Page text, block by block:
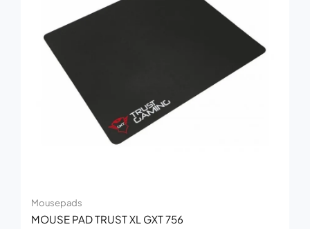
Mousepads
MOUSE PAD TRUST XL GXT 756